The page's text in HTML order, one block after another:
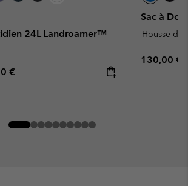
24L Landroamer™
price:
€
Sac à
Housse de
Regular
130,00 €